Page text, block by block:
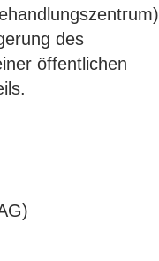
des
öffentlichen